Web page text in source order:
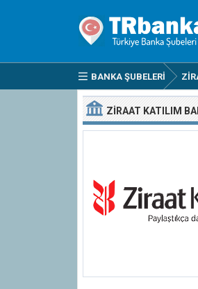
BANKA ŞUBELERI
ZIRAAT KATILIM